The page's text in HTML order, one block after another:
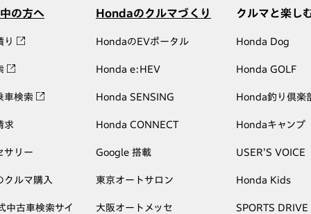
の方へ
り
車検索
求
サリー
クルマ購入
中古車検索サイ
Hondaのクルマづくり
HondaのEVポータル
Honda e:HEV
Honda SENSING
Honda CONNECT
Google 搭載
東京オートサロン
大阪オートメッセ
クルマと楽し
Honda Dog
Honda GOLF
Honda釣り倶楽
Hondaキャンプ
USER'S VOICE
Honda Kids
SPORTS DRIVE